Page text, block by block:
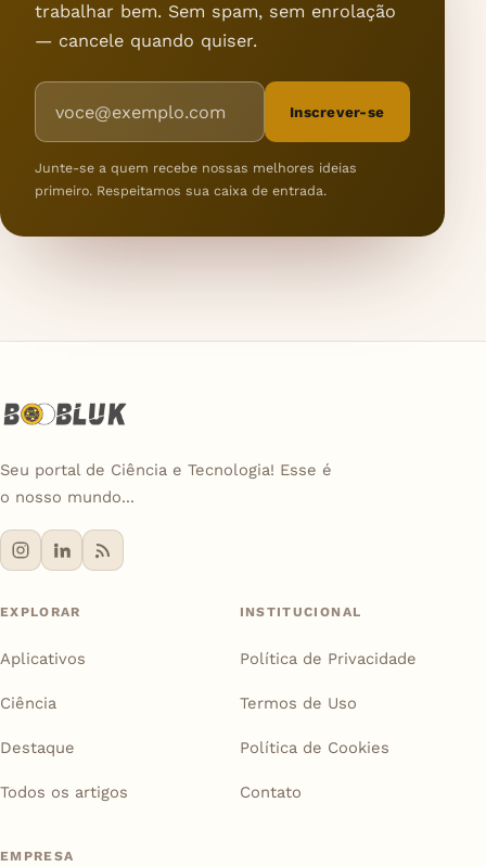
trabalhar bem. Sem spam, sem enrolação
— cancele quando quiser.
Endereço de e-mail
Inscrever-se
Junte-se a quem recebe nossas melhores ideias
primeiro. Respeitamos sua caixa de entrada.
Seu portal de Ciência e Tecnologia! Esse é
o nosso mundo...
EXPLORAR
Aplicativos
Ciência
Destaque
Todos os artigos
INSTITUCIONAL
Política de Privacidade
Termos de Uso
Política de Cookies
Contato
EMPRESA